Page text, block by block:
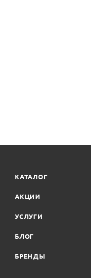
КАТАЛОГ
АКЦИИ
УСЛУГИ
БЛОГ
БРЕНДЫ